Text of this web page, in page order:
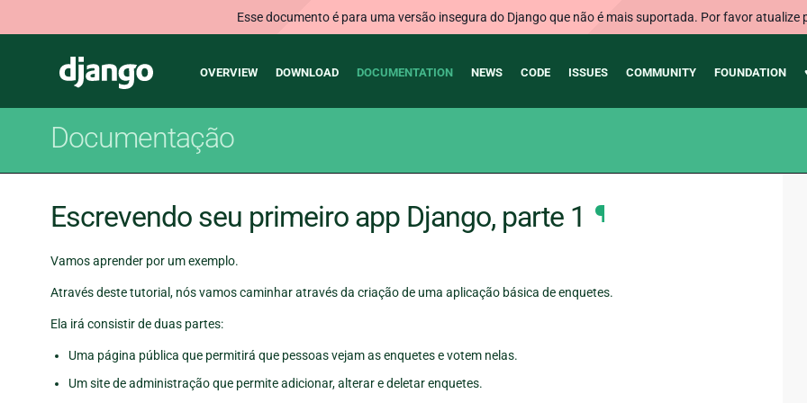
Esse documento é para uma versão insegura do Django que não é mais suportada. Por favor atualize
Django
Main
OVERVIEW DOWNLOAD DOCUMENTATION NEWS CODE ISSUES COMMUNITY FOUNDATION
Documentação
Escrevendo seu primeiro app Django, parte 1 ¶
Vamos aprender por um exemplo.
Através deste tutorial, nós vamos caminhar através da criação de uma aplicação básica de enquetes.
Ela irá consistir de duas partes:
Uma página pública que permitirá que pessoas vejam as enquetes e votem nelas.
Um site de administração que permite adicionar, alterar e deletar enquetes.